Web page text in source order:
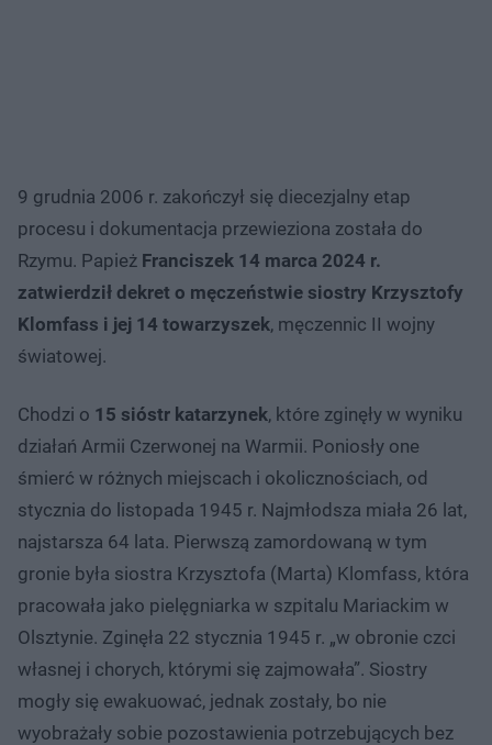
9 grudnia 2006 r. zakończył się diecezjalny etap
procesu i dokumentacja przewieziona została do
Rzymu. Papież Franciszek 14 marca 2024 r.
zatwierdził dekret o męczeństwie siostry Krzysztofy
Klomfass i jej 14 towarzyszek, męczennic II wojny
światowej.
Chodzi o 15 sióstr katarzynek, które zginęły w wyniku
działań Armii Czerwonej na Warmii. Poniosły one
śmierć w różnych miejscach i okolicznościach, od
stycznia do listopada 1945 r. Najmłodsza miała 26 lat,
najstarsza 64 lata. Pierwszą zamordowaną w tym
gronie była siostra Krzysztofa (Marta) Klomfass, która
pracowała jako pielęgniarka w szpitalu Mariackim w
Olsztynie. Zginęła 22 stycznia 1945 r. „w obronie czci
własnej i chorych, którymi się zajmowała”. Siostry
mogły się ewakuować, jednak zostały, bo nie
wyobrażały sobie pozostawienia potrzebujących bez